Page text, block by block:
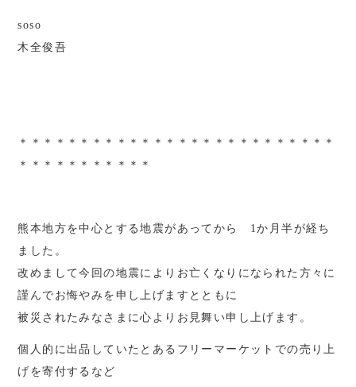
soso
木全俊吾
＊＊＊＊＊＊＊＊＊＊＊＊＊＊＊＊＊＊＊＊＊＊＊＊＊＊
＊＊＊＊＊＊＊＊＊＊＊
熊本地方を中心とする地震があってから 1か月半が経ち
ました。
改めまして今回の地震によりお亡くなりになられた方々に
謹んでお悔やみを申し上げますとともに
被災されたみなさまに心よりお見舞い申し上げます。
個人的に出品していたとあるフリーマーケットでの売り上
げを寄付するなど